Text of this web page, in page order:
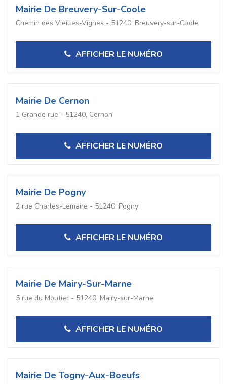
Mairie De Breuvery-Sur-Coole
Chemin des Vieilles-Vignes - 51240, Breuvery-sur-Coole
AFFICHER LE NUMÉRO
Mairie De Cernon
1 Grande rue - 51240, Cernon
AFFICHER LE NUMÉRO
Mairie De Pogny
2 rue Charles-Lemaire - 51240, Pogny
AFFICHER LE NUMÉRO
Mairie De Mairy-Sur-Marne
5 rue du Moutier - 51240, Mairy-sur-Marne
AFFICHER LE NUMÉRO
Mairie De Togny-Aux-Boeufs